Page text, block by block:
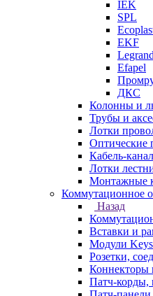
IEK
SPL
EKF
Legrand
Efapel
ДКС
Колонны и
Трубы и
Лотки
Оптические
Кабель-
Лотки
Монтажные
Коммутационное
Назад
Вставки и
Модули
Розетки,
Коннекторы
Патч-